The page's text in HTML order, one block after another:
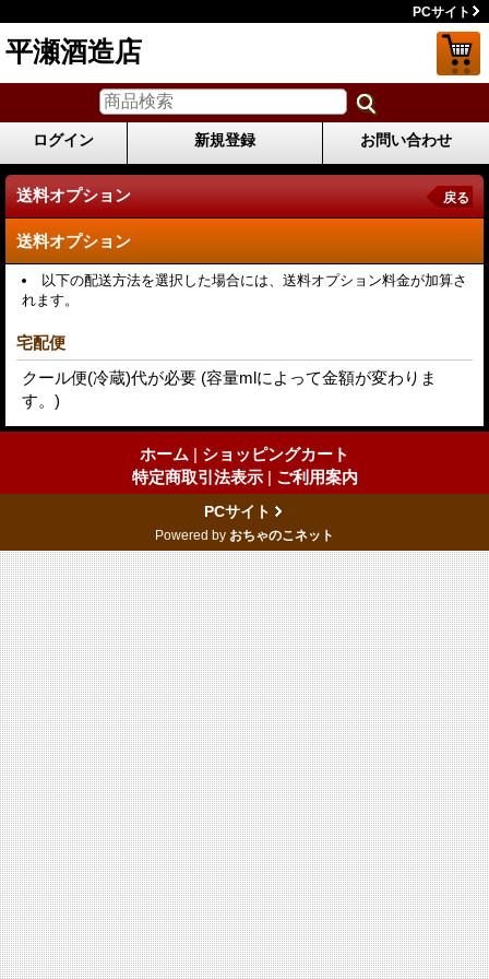
PCサイト
平瀬酒造店
ログイン 新規登録 お問い合わせ
送料オプション 戻る
送料オプション
以下の配送方法を選択した場合には、送料オプション料金が加算さ
れます。
宅配便
クール便(冷蔵)代が必要 (容量mlによって金額が変わりま
す。)
ホーム | ショッピングカート
特定商取引法表示 | ご利用案内
PCサイト
Powered by おちゃのこネット